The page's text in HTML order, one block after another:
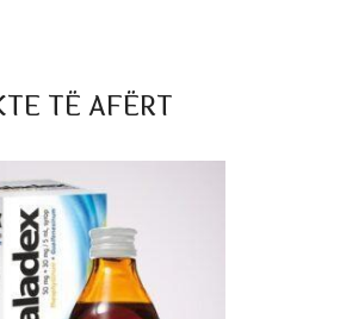
TË AFËRT